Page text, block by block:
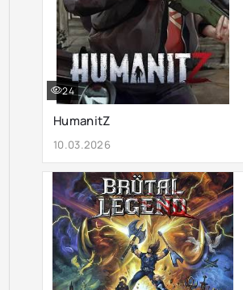
HumanitZ
10.03.2026
24